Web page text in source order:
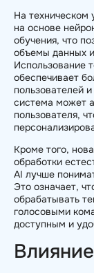
На техническом
на основе
обучения, что
объемы данных
Использование
обеспечивает
пользователей
система может
пользователя,
Кроме того,
обработки
AI лучше
Это означает,
обрабатывать
голосовыми
доступным и